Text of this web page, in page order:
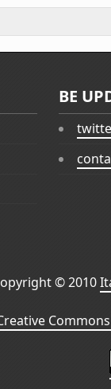
BE
© 2010